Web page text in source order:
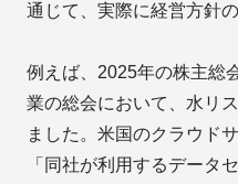
通じて、実際に経営方針
例えば、2025年の株主総
業の総会において、水リ
ました。米国のクラウド
「同社が利用するデータ